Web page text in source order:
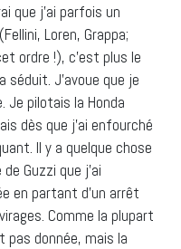
que j’ai parfois un
Loren, Grappa;
ordre !), c’est plus le
séduit. J’avoue que je
Je pilotais la Honda
dès que j’ai enfourché
Il y a quelque chose
Guzzi que j’ai
en partant d’un arrêt
Comme la plupart
pas donnée, mais la